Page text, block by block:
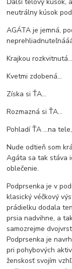
neutrálny kúsok
AGÁTA je jemná,
Krajkou rozkvitnutá...
Kvetmi zdobená...
Získa si ŤA...
Rozmazná si ŤA...
Pohladí ŤA ...na
Nude odtieň som
Agáta sa tak stáva
oblečenie.
Podprsenka je v
klasický véčkový
prádielku dodala
prsia nadvihne, a
samozrejme
Podprsenka je
pri pohybových
ženskosť svojím